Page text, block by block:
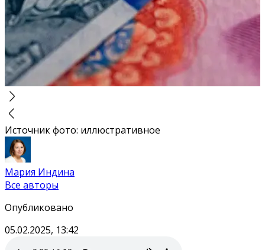
Источник фото: иллюстративное
Мария Индина
Все авторы
Опубликовано
05.02.2025, 13:42